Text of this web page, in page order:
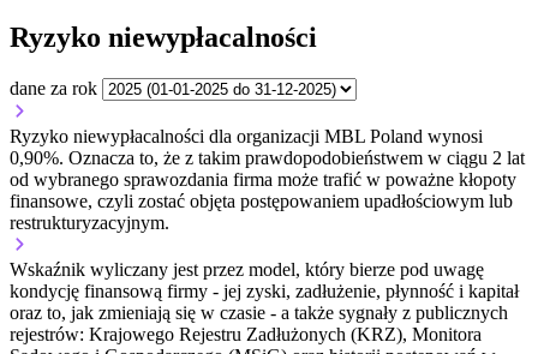
Ryzyko niewypłacalności
dane za rok
Ryzyko niewypłacalności dla organizacji MBL Poland wynosi
0,90%. Oznacza to, że z takim prawdopodobieństwem w ciągu 2 lat
od wybranego sprawozdania firma może trafić w poważne kłopoty
finansowe, czyli zostać objęta postępowaniem upadłościowym lub
restrukturyzacyjnym.
Wskaźnik wyliczany jest przez model, który bierze pod uwagę
kondycję finansową firmy - jej zyski, zadłużenie, płynność i kapitał
oraz to, jak zmieniają się w czasie - a także sygnały z publicznych
rejestrów: Krajowego Rejestru Zadłużonych (KRZ), Monitora